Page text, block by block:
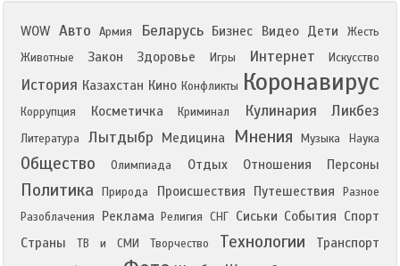
WOW Авто Армия Беларусь Бизнес Видео Дети
Жесть
Животные
Закон Здоровье Игры Интернет Искусство
История Казахстан Кино Конфликты Коронавирус
Коррупция Косметичка Криминал Кулинария Ликбез
Литература Лытдыбр Медицина Мнения Музыка Наука
Общество Олимпиада Отдых Отношения Персоны
Политика Природа Происшествия Путешествия
Разное
Разоблачения
Реклама Религия СНГ Сиськи События Спорт
Страны
ТВ и СМИ Творчество Технологии Транспорт